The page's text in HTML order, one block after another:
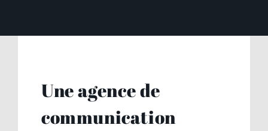
Une agence de
communication